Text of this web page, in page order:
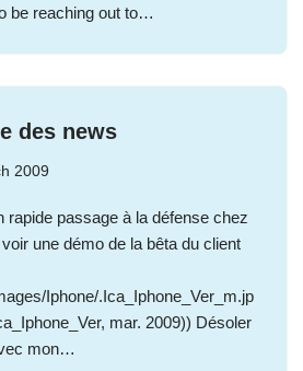
be reaching out to…
des news
2009
rapide passage à la défense chez
une démo de la bêta du client
Iphone/.Ica_Iphone_Ver_m.jp
mar. 2009)) Désoler
mon…